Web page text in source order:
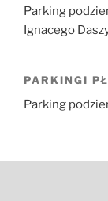
Parking
Ignacego
PARKINGI
Parking